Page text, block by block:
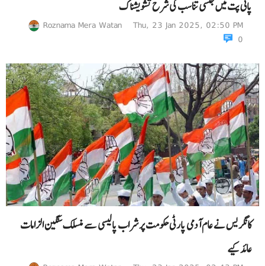
پانی پت میں جنسی تناسب کی شرح تشویشناک
Roznama Mera Watan
Thu, 23 Jan 2025, 02:50 PM
0
کانگریس نے عام آدمی پارٹی حکومت پر شراب پالیسی سے منسلک سنگین الزامات
عائد کیے